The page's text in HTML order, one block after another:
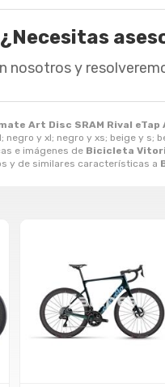
Art Disc SRAM Rival eTap
negro y xl; negro y xs; beige y s;
e imágenes de Bicicleta
y de similares características a
nosotros y